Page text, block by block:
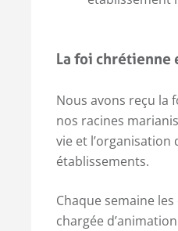
La foi chrétienne
Nous avons reçu la
nos racines
vie et l’organisation
établissements.
Chaque semaine
chargée